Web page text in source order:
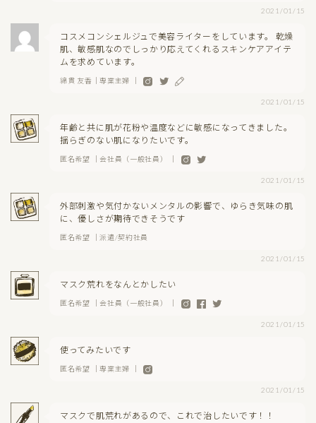
2021/01/15
コスメコンシェルジュで美容ライターをしています。 乾燥
肌、敏感肌なのでしっかり応えてくれるスキンケアアイテ
ムを求めています。
綿貫 友香｜専業主婦 ｜
2021/01/15
年齢と共に肌が花粉や温度などに敏感になってきました。
揺らぎのない肌になりたいです。
匿名希望 ｜会社員（一般社員） ｜
2021/01/15
外部刺激や気付かないメンタルの影響で、ゆらき気味の肌
に、優しさが期待できそうです
匿名希望 ｜派遣/契約社員
2021/01/15
マスク荒れをなんとかしたい
匿名希望 ｜会社員（一般社員） ｜
2021/01/15
使ってみたいです
匿名希望 ｜専業主婦 ｜
2021/01/15
マスクで肌荒れがあるので、これで治したいです！！